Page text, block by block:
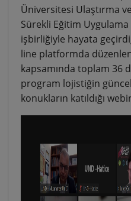
Üniversitesi Ulaştırma
Sürekli Eğitim
işbirliğiyle hayata
line platformda
kapsamında toplam 36
program lojistiğin
konukların katıldığı